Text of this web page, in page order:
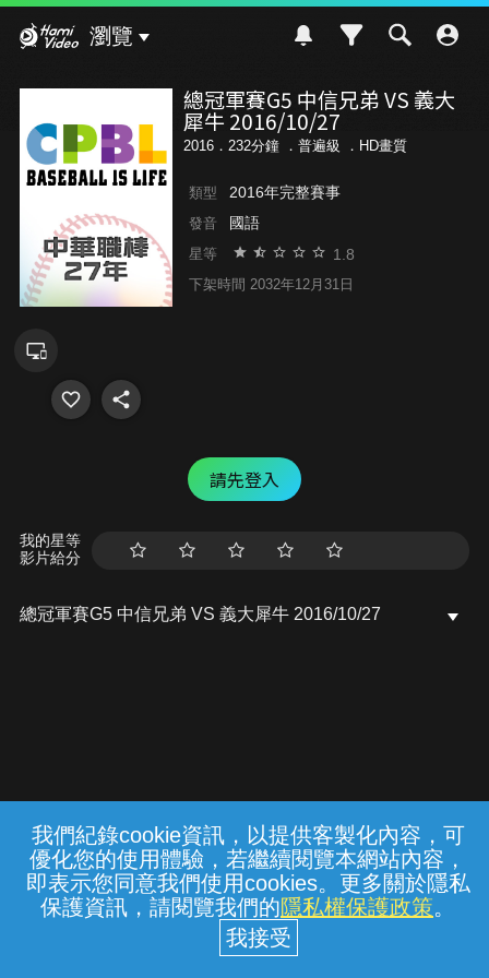
我們紀錄cookie資訊，以提供客製化內容，可
優化您的使用體驗，若繼續閱覽本網站內容，
即表示您同意我們使用cookies。更多關於隱私
保護資訊，請閱覽我們的隱私權保護政策。
瀏覽
總冠軍賽G5 中信兄弟 VS 義大
犀牛 2016/10/27
2016．232分鐘 ． 普遍級 ．HD畫質
類型 2016年完整賽事
發音 國語
星等 1.8
下架時間 2032年12月31日
請先登入
我的星等
影片給分
總冠軍賽G5 中信兄弟 VS 義大犀牛 2016/10/27
常見問題 線上客服 服務條款 隱私權保護
中華電信股份有限公司個人家庭分公司
(統一編號：96979949) © 2026
{{notifyMsg}}